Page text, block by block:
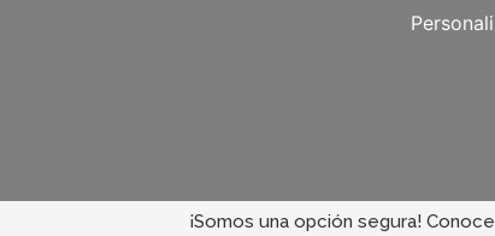
¡Somos una opción segura!